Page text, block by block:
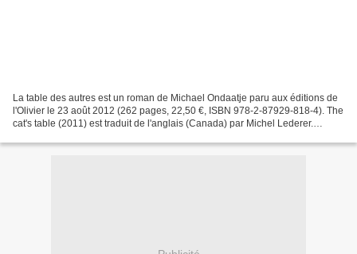
La table des autres est un roman de Michael Ondaatje paru aux éditions de
l'Olivier le 23 août 2012 (262 pages, 22,50 €, ISBN 978-2-87929-818-4). The
cat's table (2011) est traduit de l'anglais (Canada) par Michel Lederer.